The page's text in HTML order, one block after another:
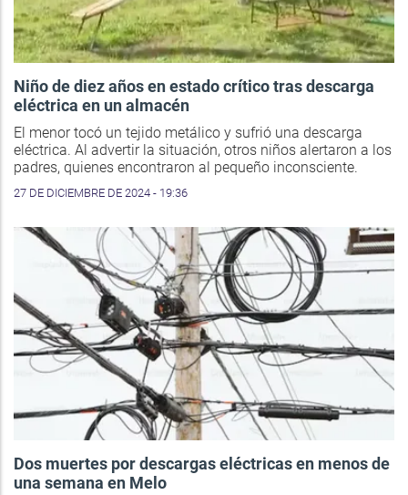
Niño de diez años en estado crítico tras descarga
eléctrica en un almacén
El menor tocó un tejido metálico y sufrió una descarga
eléctrica. Al advertir la situación, otros niños alertaron a los
padres, quienes encontraron al pequeño inconsciente.
27 DE DICIEMBRE DE 2024 - 19:36
Dos muertes por descargas eléctricas en menos de
una semana en Melo